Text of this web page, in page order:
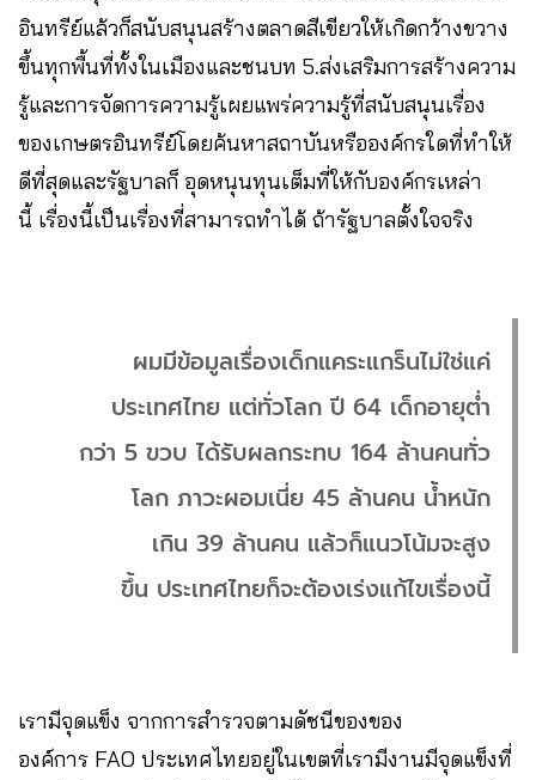
อินทรีย์แล้วก็สนับสนุนสร้างตลาดสีเขียวให้เกิดกว้างขวาง
ขึ้นทุกพื้นที่ทั้งในเมืองและชนบท 5.ส่งเสริมการสร้างความ
รู้และการจัดการความรู้เผยแพร่ความรู้ที่สนับสนุนเรื่อง
ของเกษตรอินทรีย์โดยค้นหาสถาบันหรือองค์กรใดที่ทำให้
ดีที่สุดและรัฐบาลก็ อุดหนุนทุนเต็มที่ให้กับองค์กรเหล่า
นี้ เรื่องนี้เป็นเรื่องที่สามารถทำได้ ถ้ารัฐบาลตั้งใจจริง
ผมมีข้อมูลเรื่องเด็กแคระแกร็นไม่ใช่แค่
ประเทศไทย แต่ทั่วโลก ปี 64 เด็กอายุต่ำ
กว่า 5 ขวบ ได้รับผลกระทบ 164 ล้านคนทั่ว
โลก ภาวะผอมเนี่ย 45 ล้านคน น้ำหนัก
เกิน 39 ล้านคน แล้วก็แนวโน้มจะสูง
ขึ้น ประเทศไทยก็จะต้องเร่งแก้ไขเรื่องนี้
เรามีจุดแข็ง จากการสำรวจตามดัชนีของของ
องค์การ FAO ประเทศไทยอยู่ในเขตที่เรามีงานมีจุดแข็งที่